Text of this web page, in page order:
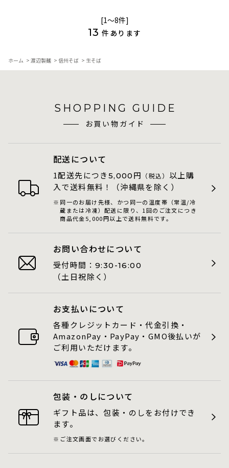
[1～8件]
13 件あります
ホーム > 渡辺製麺 > 信州そば > 生そば
SHOPPING GUIDE
お買い物ガイド
配送について
1配送先につき 5,000 円 （税込） 以上購
入で送料無料！（沖縄県を除く）
同一のお届け先様、かつ同一の温度帯（常温/冷
蔵または冷凍）配送に限り、1回のご注文につき
商品代金5,000円以上で送料無料です。
お問い合わせについて
受付時間： 9:30-16:00
（土日祝除く）
お支払いについて
各種クレジットカード・代金引換・
AmazonPay・PayPay・GMO後払いが
ご利用いただけます。
包装・のしについて
ギフト品は、包装・のしをお付けでき
ます。
ご注文画面でお選びください。